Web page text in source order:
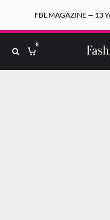
FBL MAGAZINE — 13
0